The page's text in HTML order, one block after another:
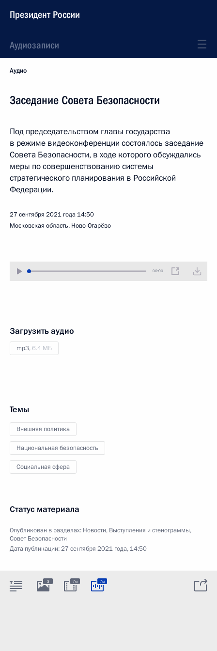
Президент России
Аудиозаписи
Аудио
Заседание Совета Безопасности
Под председательством главы государства
в режиме видеоконференции состоялось заседание
Совета Безопасности, в ходе которого обсуждались
меры по совершенствованию системы
стратегического планирования в Российской
Федерации.
27 сентября 2021 года 14:50
Московская область, Ново-Огарёво
00:00
Загрузить аудио
mp3,6.4 МБ
Темы
Внешняя политика
Национальная безопасность
Социальная сфера
Статус материала
Опубликован в разделах: Новости, Выступления и стенограммы,
Совет Безопасности
Дата публикации:27 сентября 2021 года, 14:50
3 7м 7м